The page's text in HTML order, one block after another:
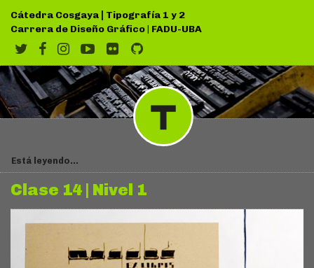
Cátedra Cosgaya | Tipografía 1 y 2
Carrera de Diseño Gráfico| FADU-UBA
Está leyendo...
Clase 14 | Nivel 1